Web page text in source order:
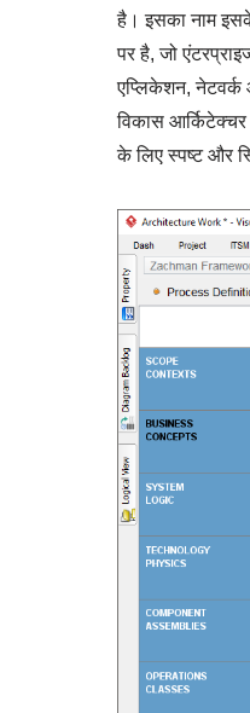
है। इसका नाम
पर है, जो
एप्लिकेशन, नेटवर्क
विकास
के लिए स्पष्ट और